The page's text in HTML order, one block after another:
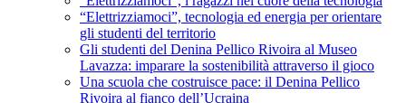
“Elettrizziamoci”, tecnologia ed energia per orientare
gli studenti del territorio
Gli studenti del Denina Pellico Rivoira al Museo
Lavazza: imparare la sostenibilità attraverso il gioco
Una scuola che costruisce pace: il Denina Pellico
Rivoira al fianco dell’Ucraina